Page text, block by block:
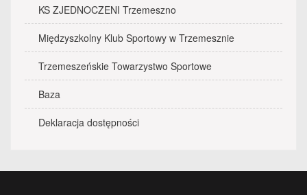
KS ZJEDNOCZENI Trzemeszno
Międzyszkolny Klub Sportowy w Trzemesznie
Trzemeszeńskie Towarzystwo Sportowe
Baza
Deklaracja dostępności